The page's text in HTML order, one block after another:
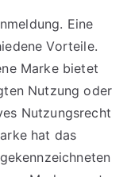
Eine
Vorteile.
Marke bietet
Nutzung oder
Nutzungsrecht
hat das